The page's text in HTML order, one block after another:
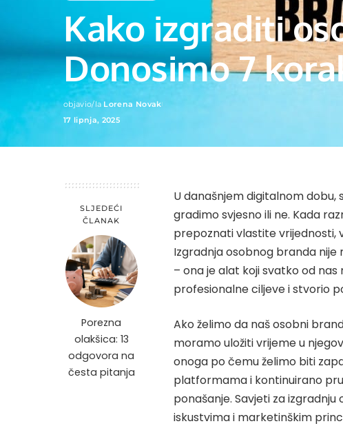
Kako izgraditi
Donosimo 7
Posted
by
objavio/la Lorena Novak
17 lipnja, 2025
SLJEDEĆI
ČLANAK
Porezna
olakšica: 13
odgovora na
česta pitanja
U današnjem digitalnom
gradimo svjesno ili ne. Kada
prepoznati vlastite vrijednosti,
Izgradnja osobnog branda
– ona je alat koji svatko od
profesionalne ciljeve i stvorio
Ako želimo da naš osobni
moramo uložiti vrijeme u
onoga po čemu želimo biti
platformama i kontinuirano
ponašanje. Savjeti za
iskustvima i marketinškim